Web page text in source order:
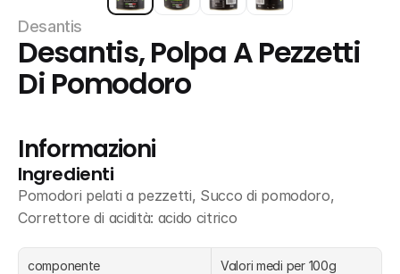
Desantis
Desantis, Polpa A Pezzetti
Di Pomodoro
Informazioni
Ingredienti
Pomodori pelati a pezzetti, Succo di pomodoro,
Correttore di acidità: acido citrico
componente Valori medi per 100g